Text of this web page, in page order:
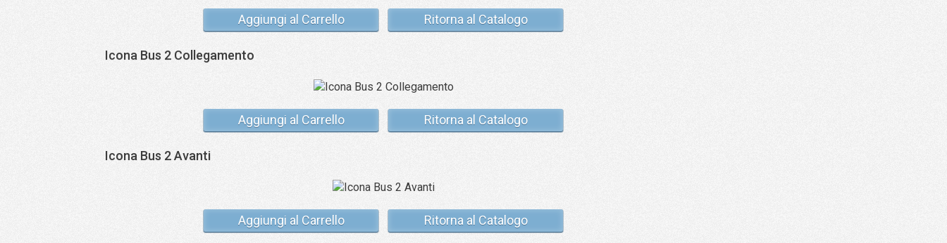
Aggiungi al Carrello Ritorna al Catalogo
Icona Bus 2 Collegamento
Aggiungi al Carrello Ritorna al Catalogo
Icona Bus 2 Avanti
Aggiungi al Carrello Ritorna al Catalogo